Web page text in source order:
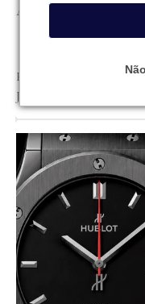
Alta Joalheria
Hublot Classic Fusion
Joias